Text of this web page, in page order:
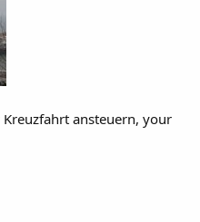
ansteuern, your